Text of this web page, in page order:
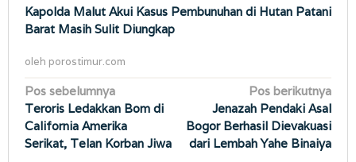
Kapolda Malut Akui Kasus Pembunuhan di Hutan Patani
Barat Masih Sulit Diungkap
oleh porostimur.com
Navigasi
pos
Pos sebelumnya
Teroris Ledakkan Bom di
California Amerika
Serikat, Telan Korban Jiwa
Pos berikutnya
Jenazah Pendaki Asal
Bogor Berhasil Dievakuasi
dari Lembah Yahe Binaiya